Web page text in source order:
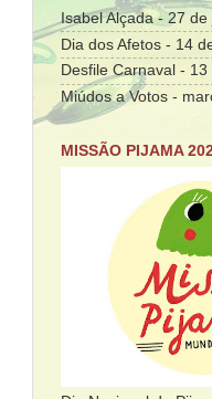
Isabel Alçada - 27 de
Dia dos Afetos - 14
Desfile Carnaval -
Miúdos a Votos -
MISSÃO PIJAMA